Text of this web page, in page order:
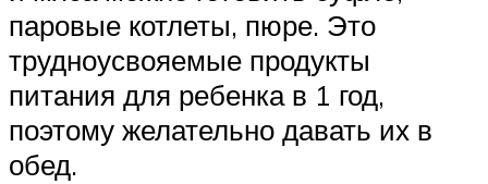
паровые котлеты, пюре. Это
трудноусвояемые продукты
питания для ребенка в 1 год,
поэтому желательно давать их в
обед.